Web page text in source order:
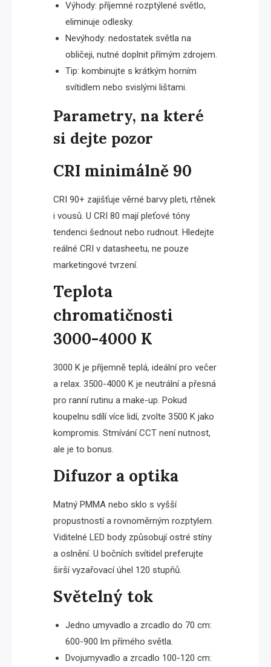
Výhody: příjemné rozptýlené světlo,
eliminuje odlesky.
Nevýhody: nedostatek světla na
obličeji, nutné doplnit přímým zdrojem.
Tip: kombinujte s krátkým horním
svítidlem nebo svislými lištami.
Parametry, na které
si dejte pozor
CRI minimálně 90
CRI 90+ zajišťuje věrné barvy pleti, rtěnek
i vousů. U CRI 80 mají pleťové tóny
tendenci šednout nebo rudnout. Hledejte
reálné CRI v datasheetu, ne pouze
marketingové tvrzení.
Teplota
chromatičnosti
3000-4000 K
3000 K je příjemně teplá, ideální pro večer
a relax. 3500-4000 K je neutrální a přesná
pro ranní rutinu a make-up. Pokud
koupelnu sdílí více lidí, zvolte 3500 K jako
kompromis. Stmívání CCT není nutnost,
ale je to bonus.
Difuzor a optika
Matný PMMA nebo sklo s vyšší
propustností a rovnoměrným rozptylem.
Viditelné LED body způsobují ostré stíny
a oslnění. U bočních svítidel preferujte
širší vyzařovací úhel 120 stupňů.
Světelný tok
Jedno umyvadlo a zrcadlo do 70 cm:
600-900 lm přímého světla.
Dvojumyvadlo a zrcadlo 100-120 cm: